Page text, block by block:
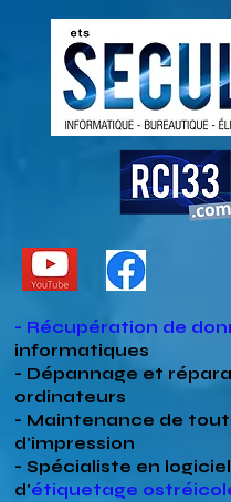
- Récupération de
informatiques
- Dépannage et
ordinateurs
- Maintenance de
d'impression
- Spécialiste en logiciel
d'étiquetage